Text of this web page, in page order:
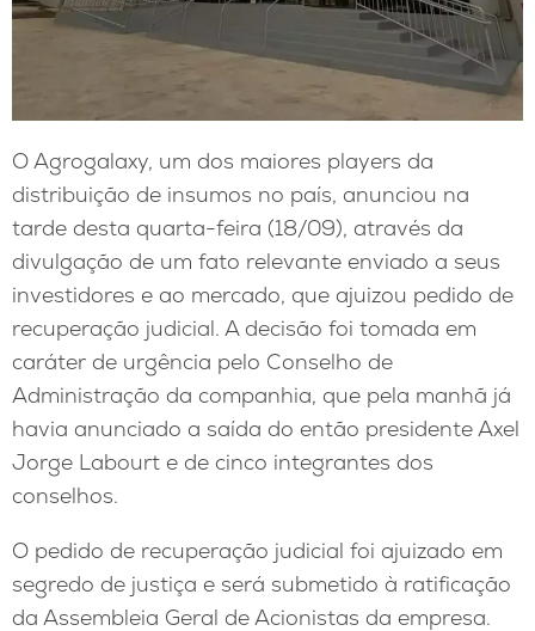
O Agrogalaxy, um dos maiores players da
distribuição de insumos no país, anunciou na
tarde desta quarta-feira (18/09), através da
divulgação de um fato relevante enviado a seus
investidores e ao mercado, que ajuizou pedido de
recuperação judicial. A decisão foi tomada em
caráter de urgência pelo Conselho de
Administração da companhia, que pela manhã já
havia anunciado a saída do então presidente Axel
Jorge Labourt e de cinco integrantes dos
conselhos.
O pedido de recuperação judicial foi ajuizado em
segredo de justiça e será submetido à ratificação
da Assembleia Geral de Acionistas da empresa.